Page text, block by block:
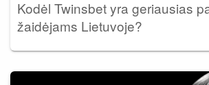
Kodėl Twinsbet yra geriausias
žaidėjams Lietuvoje?